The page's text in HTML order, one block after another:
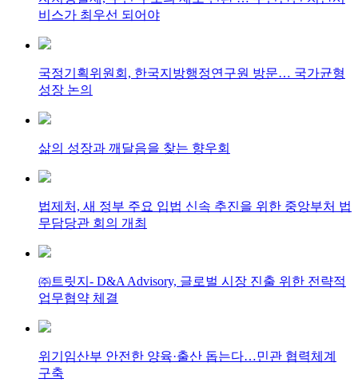
비스가 최우선 되어야
국정기획위원회, 한국지방행정연구원 방문… 국가균형
성장 논의
삶의 성장과 깨달음을 찾는 향우회
법제처, 새 정부 주요 입법 신속 추진을 위한 중앙부처 법
무담당관 회의 개최
㈜트릿지- D&A Advisory, 글로벌 시장 진출 위한 전략적
업무협약 체결
위기임산부 안전한 양육·출산 돕는다…민관 협력체계
구축